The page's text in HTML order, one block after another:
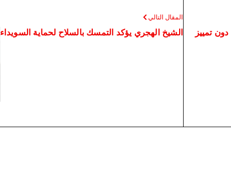
تمييز
المقال التالي
الشيخ الهجري يؤكد التمسك بالسلاح لحماية السويداء